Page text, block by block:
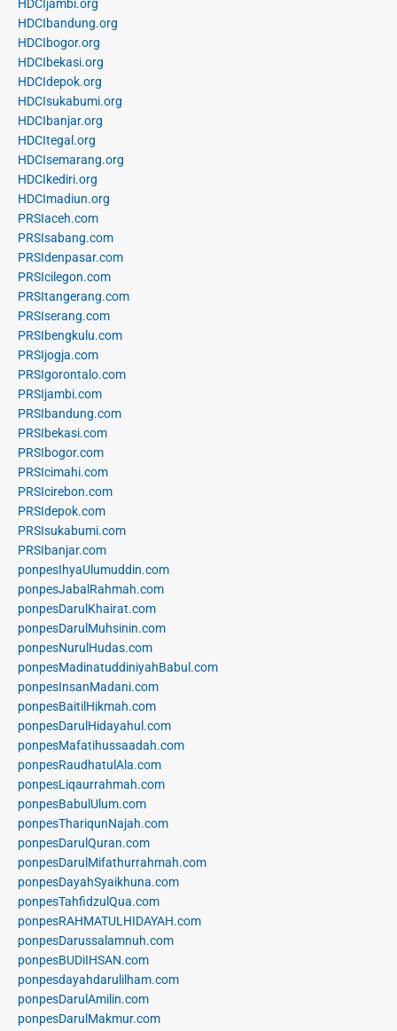
HDCIjambi.org
HDCIbandung.org
HDCIbogor.org
HDCIbekasi.org
HDCIdepok.org
HDCIsukabumi.org
HDCIbanjar.org
HDCItegal.org
HDCIsemarang.org
HDCIkediri.org
HDCImadiun.org
PRSIaceh.com
PRSIsabang.com
PRSIdenpasar.com
PRSIcilegon.com
PRSItangerang.com
PRSIserang.com
PRSIbengkulu.com
PRSIjogja.com
PRSIgorontalo.com
PRSIjambi.com
PRSIbandung.com
PRSIbekasi.com
PRSIbogor.com
PRSIcimahi.com
PRSIcirebon.com
PRSIdepok.com
PRSIsukabumi.com
PRSIbanjar.com
ponpesIhyaUlumuddin.com
ponpesJabalRahmah.com
ponpesDarulKhairat.com
ponpesDarulMuhsinin.com
ponpesNurulHudas.com
ponpesMadinatuddiniyahBabul.com
ponpesInsanMadani.com
ponpesBaitilHikmah.com
ponpesDarulHidayahul.com
ponpesMafatihussaadah.com
ponpesRaudhatulAla.com
ponpesLiqaurrahmah.com
ponpesBabulUlum.com
ponpesThariqunNajah.com
ponpesDarulQuran.com
ponpesDarulMifathurrahmah.com
ponpesDayahSyaikhuna.com
ponpesTahfidzulQua.com
ponpesRAHMATULHIDAYAH.com
ponpesDarussalamnuh.com
ponpesBUDiIHSAN.com
ponpesdayahdarulilham.com
ponpesDarulAmilin.com
ponpesDarulMakmur.com